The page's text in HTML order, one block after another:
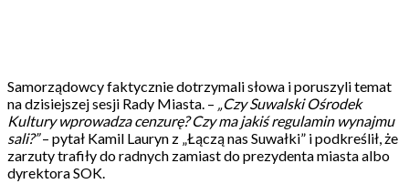
Samorządowcy faktycznie dotrzymali słowa i poruszyli temat
na dzisiejszej sesji Rady Miasta. –
„Czy Suwalski Ośrodek
Kultury wprowadza cenzurę? Czy ma jakiś regulamin wynajmu
sali?”– pytał Kamil Lauryn z „Łączą nas Suwałki” i podkreślił, że
zarzuty trafiły do radnych zamiast do prezydenta miasta albo
dyrektora SOK.